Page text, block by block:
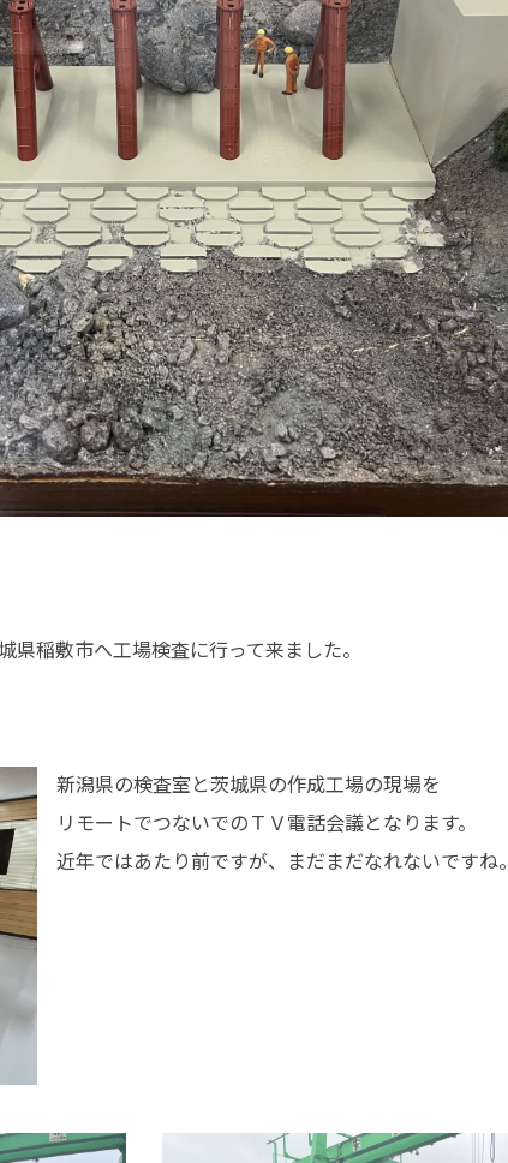
稲敷市へ工場検査に行って来ました。
新潟県の検査室と茨城県の作成工場の現場を
リモートでつないでのＴＶ電話会議となります。
近年ではあたり前ですが、まだまだなれないですね。
ジ
ンタビュー
組